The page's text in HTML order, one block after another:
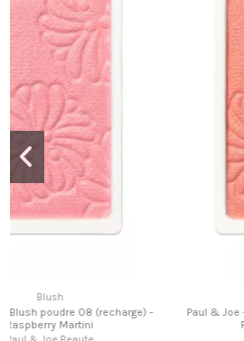
Coffret Maquillage VII 101 - Noël 2019
Les Merveilleuses Ladurée